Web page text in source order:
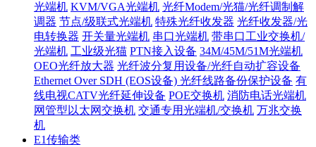
光端机 KVM/VGA光端机 光纤Modem/光猫/光纤调制解
调器 节点/级联式光端机 特殊光纤收发器 光纤收发器/光
电转换器 开关量光端机 串口光端机 带串口工业交换机/
光端机 工业级光猫 PTN接入设备 34M/45M/51M光端机
OEO光纤放大器 光纤波分复用设备/光纤自动扩容设备
Ethernet Over SDH (EOS设备) 光纤线路备份保护设备 有
线电视CATV光纤延伸设备 POE交换机 消防电话光端机
网管型以太网交换机 交通专用光端机/交换机 万兆交换
机
E1传输类